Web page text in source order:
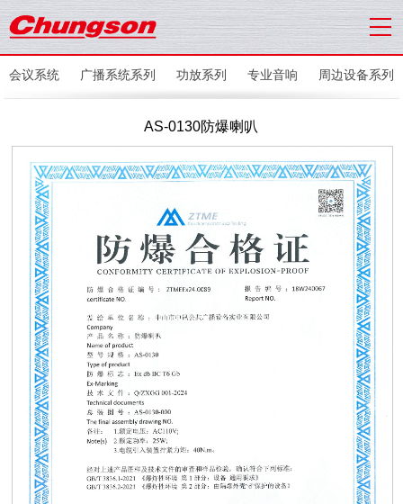
会议系统 广播系统系列 功放系列 专业音响 周边设备系列
AS-0130防爆喇叭